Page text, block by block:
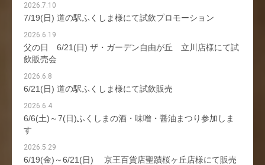
2026.7.10
7/19(日) 道の駅ふくしま様にて試飲プロモーション
2026.6.19
父の日 6/21(日) ザ・ガーデン自由が丘 立川店様にて試
飲販売会
2026.6.8
6/21(日) 道の駅ふくしま様にて試飲販売
2026.6.4
6/6(土)～7(日)ふくしまの酒・味噌・醤油まつり参加しま
す
2026.5.29
6/19(金)～6/21(日) 京王百貨店聖蹟桜ヶ丘店様にて販売